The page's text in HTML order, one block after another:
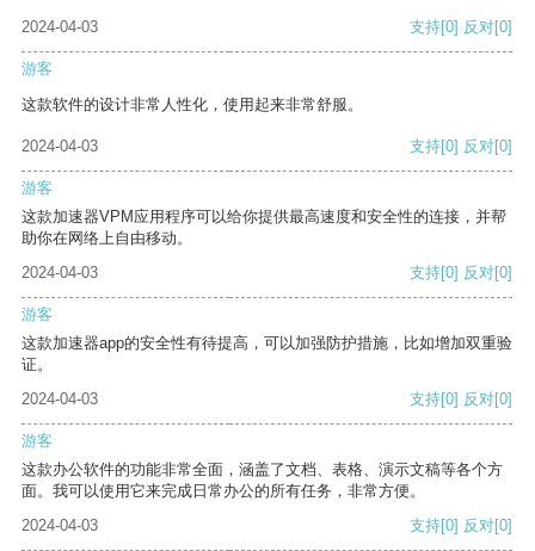
2024-04-03 支持[0] 反对[0]
游客
这款软件的设计非常人性化，使用起来非常舒服。
2024-04-03 支持[0] 反对[0]
游客
这款加速器VPM应用程序可以给你提供最高速度和安全性的连接，并帮
助你在网络上自由移动。
2024-04-03
支持[0] 反对[0]
游客
这款加速器app的安全性有待提高，可以加强防护措施，比如增加双重验
证。
2024-04-03
支持[0] 反对[0]
游客
这款办公软件的功能非常全面，涵盖了文档、表格、演示文稿等各个方
面。我可以使用它来完成日常办公的所有任务，非常方便。
2024-04-03
支持[0] 反对[0]